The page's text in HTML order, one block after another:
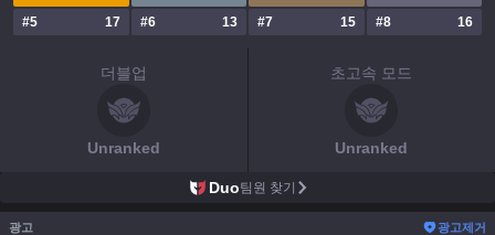
#5 17 #6 13 #7 15 #8 16
더블업
Unranked
초고속 모드
Unranked
Duo팀원 찾기
광고 광고제거